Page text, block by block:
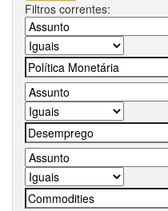
Filtros correntes: